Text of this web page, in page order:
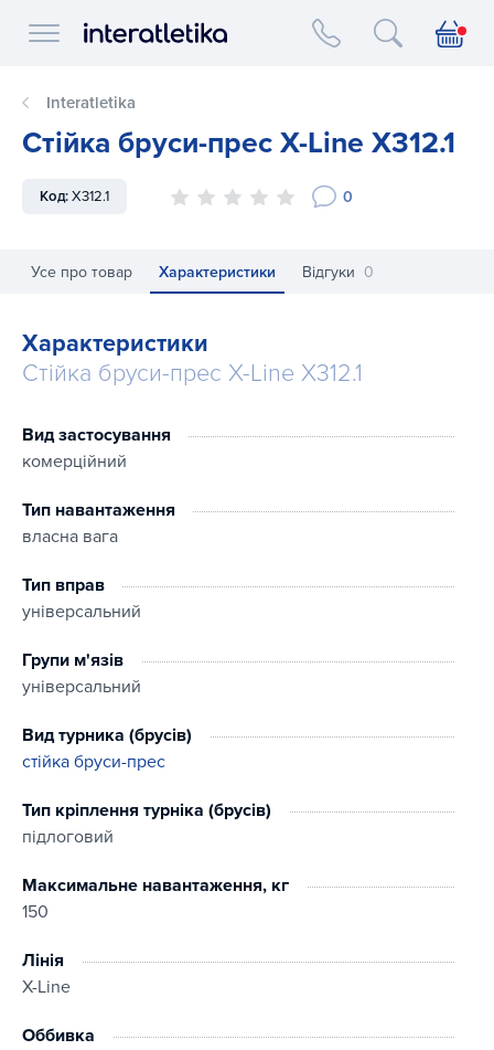
Interatletika logo
Interatletika
Стійка бруси-прес X-Line X312.1
Код:X312.1 0
Усе про товар Характеристики Відгуки 0
Характеристики
Стійка бруси-прес X-Line X312.1
Вид застосування
комерційний
Тип навантаження
власна вага
Тип вправ
універсальний
Групи м'язів
універсальний
Вид турника (брусів)
стійка бруси-прес
Тип кріплення турніка (брусів)
підлоговий
Максимальне навантаження, кг
150
Лінія
X-Line
Оббивка